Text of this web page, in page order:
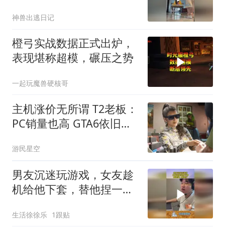
神兽出逃日记
橙弓实战数据正式出炉，
表现堪称超模，碾压之势
一起玩魔兽硬核哥
主机涨价无所谓 T2老板：
PC销量也高 GTA6依旧卖
游民星空
男友沉迷玩游戏，女友趁
机给他下套，替他捏一把
生活徐徐乐 1跟贴